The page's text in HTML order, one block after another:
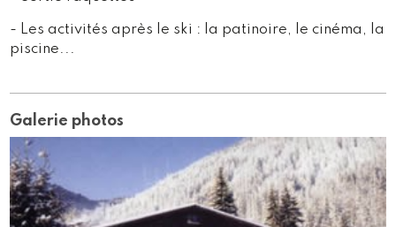
- Les activités après le ski : la patinoire, le cinéma, la
piscine...
Galerie photos